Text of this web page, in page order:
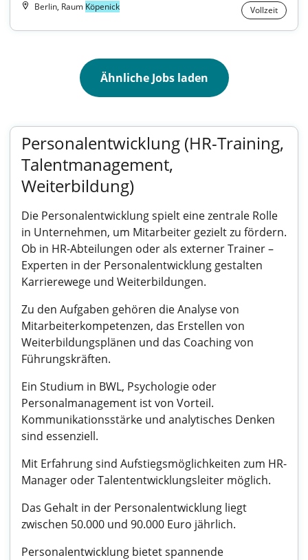
Berlin, Raum Köpenick Vollzeit
Ähnliche Jobs laden
Personalentwicklung (HR-Training,
Talentmanagement,
Weiterbildung)
Die Personalentwicklung spielt eine zentrale Rolle
in Unternehmen, um Mitarbeiter gezielt zu fördern.
Ob in HR-Abteilungen oder als externer Trainer –
Experten in der Personalentwicklung gestalten
Karrierewege und Weiterbildungen.
Zu den Aufgaben gehören die Analyse von
Mitarbeiterkompetenzen, das Erstellen von
Weiterbildungsplänen und das Coaching von
Führungskräften.
Ein Studium in BWL, Psychologie oder
Personalmanagement ist von Vorteil.
Kommunikationsstärke und analytisches Denken
sind essenziell.
Mit Erfahrung sind Aufstiegsmöglichkeiten zum HR-
Manager oder Talententwicklungsleiter möglich.
Das Gehalt in der Personalentwicklung liegt
zwischen 50.000 und 90.000 Euro jährlich.
Personalentwicklung bietet spannende